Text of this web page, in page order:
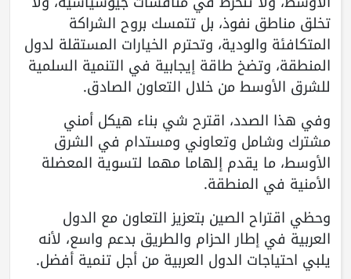
تخلق مناطق نفوذ، بل تتمسك بروح الشراكة
المتكافئة والودية، وتحترم الخيارات المستقلة لدول
المنطقة، وتضخ طاقة إيجابية في التنمية السلمية
للشرق الأوسط من خلال التعاون الصادق.
وفي هذا الصدد، اقترح شي بناء هيكل أمني
مشترك وشامل وتعاوني ومستدام في الشرق
الأوسط، ما يقدم إلهاما مهما لتسوية المعضلة
الأمنية في المنطقة.
وحظي اقتراح الصين بتعزيز التعاون مع الدول
العربية في إطار الحزام والطريق بدعم واسع، لأنه
يلبي احتياجات الدول العربية من أجل تنمية أفضل.